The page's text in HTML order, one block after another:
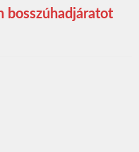
bosszúhadjáratot